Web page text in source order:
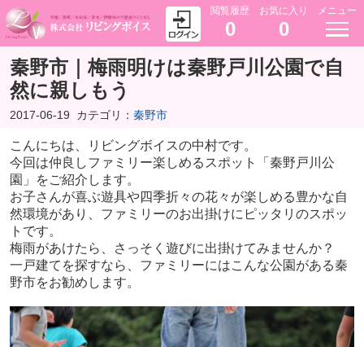
閲覧履歴
0
お気に入り
0
メニュー
秦野市｜梅雨明けは秦野戸川公園で自
然に親しもう
2017-06-19 カテゴリ： 秦野市
こんにちは、リビングボイスの中村です。
今回は仲良しファミリー楽しめるスポット「秦野戸川公
園」をご紹介します。
お子さんが喜ぶ遊具や四季折々の花々が楽しめる豊かな自
然環境があり、ファミリーのお出掛けにピッタリのスポッ
トです。
梅雨があけたら、さっそく遊びに出掛けてみませんか？
一戸建てを探すなら、ファミリーにはこんな公園がある秦
野市をお勧めします。